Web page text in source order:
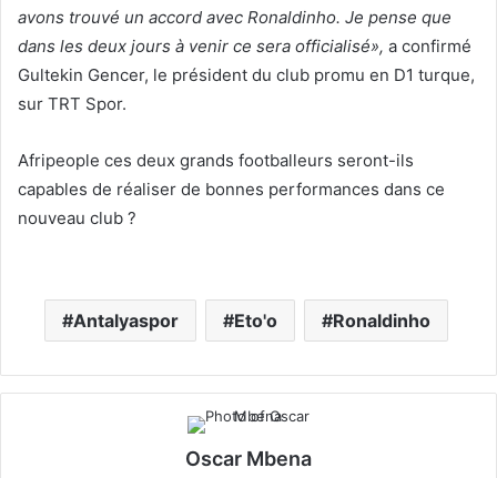
avons trouvé un accord avec Ronaldinho. Je pense que
dans les deux jours à venir ce sera officialisé», a confirmé
Gultekin Gencer, le président du club promu en D1 turque,
sur TRT Spor.
Afripeople ces deux grands footballeurs seront-ils
capables de réaliser de bonnes performances dans ce
nouveau club ?
Antalyaspor Eto'o Ronaldinho
Oscar Mbena